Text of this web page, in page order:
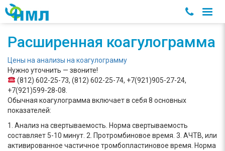
Расширенная коагулограмма
Цены на анализы на коагулограмму
Нужно уточнить — звоните!
(812) 602-25-73, (812) 602-25-74, +7(921)905-27-24,
+7(921)599-28-08.
Обычная коагулограмма включает в себя 8 основных
показателей:
1. Анализ на свертываемость. Норма свертываемость
составляет 5-10 минут. 2. Протромбиновое время. 3. АЧТВ, или
активированное частичное тромбопластиновое время. Норма